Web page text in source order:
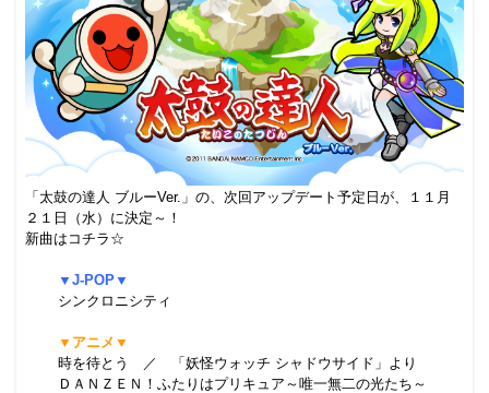
「太鼓の達人 ブルーVer. 」の、次回アップデート予定日が、１１月
２１日（水）に決定～！
新曲はコチラ☆
▼J-POP▼
シンクロニシティ
▼アニメ▼
時を待とう ／ 「妖怪ウォッチ シャドウサイド」より
ＤＡＮＺＥＮ！ふたりはプリキュア～唯一無二の光たち～